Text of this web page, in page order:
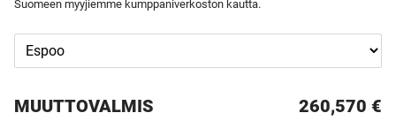
Suomeen myyjiemme kumppaniverkoston kautta.
MUUTTO­VALMIS 260,570 €